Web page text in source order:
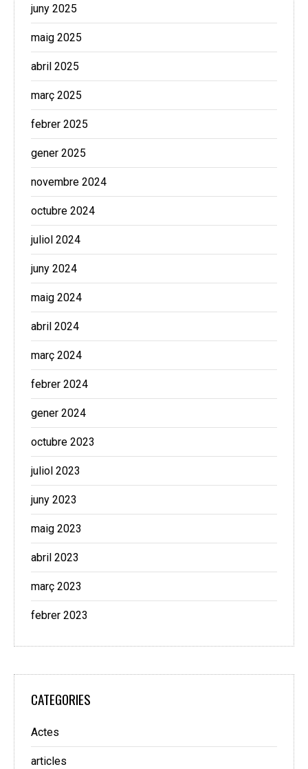
juny 2025
maig 2025
abril 2025
març 2025
febrer 2025
gener 2025
novembre 2024
octubre 2024
juliol 2024
juny 2024
maig 2024
abril 2024
març 2024
febrer 2024
gener 2024
octubre 2023
juliol 2023
juny 2023
maig 2023
abril 2023
març 2023
febrer 2023
CATEGORIES
Actes
articles